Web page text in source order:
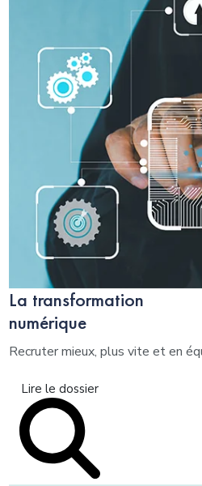
La transformation
numérique
Recruter mieux, plus vite et en
Lire le dossier